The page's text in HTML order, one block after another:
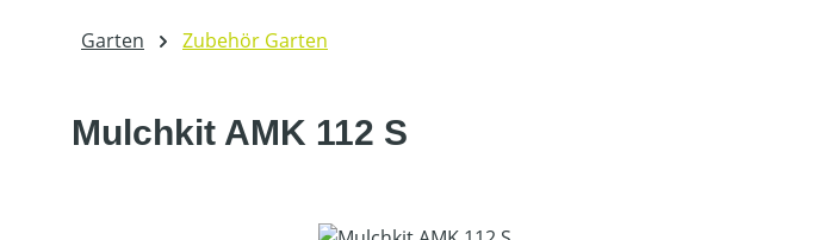
Garten Zubehör Garten
Mulchkit AMK 112 S